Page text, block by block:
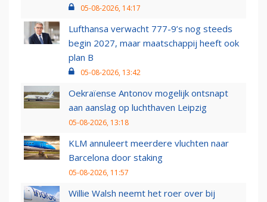
05-08-2026, 14:17
Lufthansa verwacht 777-9’s nog steeds
begin 2027, maar maatschappij heeft ook
plan B
05-08-2026, 13:42
Oekraïense Antonov mogelijk ontsnapt
aan aanslag op luchthaven Leipzig
05-08-2026, 13:18
KLM annuleert meerdere vluchten naar
Barcelona door staking
05-08-2026, 11:57
Willie Walsh neemt het roer over bij